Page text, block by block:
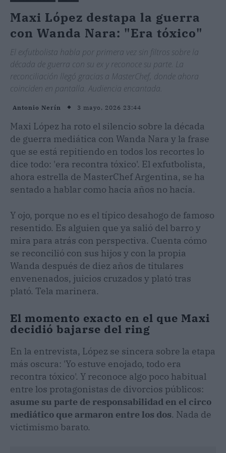
Maxi López destapa la guerra
con Wanda Nara: "Era tóxico"
El exfutbolista habla por primera vez sin filtros sobre la
década de guerra con su ex y reconoce su parte. La
reconciliación llegó gracias a MasterChef, donde ahora
coinciden en pantalla. Audiencia encantada.
Antonio Nerín 3 mayo, 2026 23:44
Maxi López ha roto el silencio sobre la década
de guerra mediática con Wanda Nara y la frase
que se está repitiendo en todos los recortes lo
dice todo: 'era recontra tóxico'. El exfutbolista,
ahora estrella de MasterChef Argentina, se ha
sentado a hablar como hacía años no hacía.
Y ojo, porque no es el típico desahogo de famoso
resentido. Es alguien que ya salió del barro y
mira para atrás con perspectiva. Cuenta cómo
se reconcilió con sus hijos y con la propia
Wanda después de diez años de titulares
envenenados, juicios cruzados y plató tras
plató. Tela marinera.
El momento exacto en el que Maxi
decidió bajarse del ring
En la entrevista, López se sincera sobre la etapa
más oscura: 'Yo estuve enojado, todo era
recontra tóxico'. Y reconoce algo poco habitual
entre los protagonistas de divorcios públicos:
asume su parte de responsabilidad en el circo
mediático que armaron entre los dos. Nada de
victimismo barato.